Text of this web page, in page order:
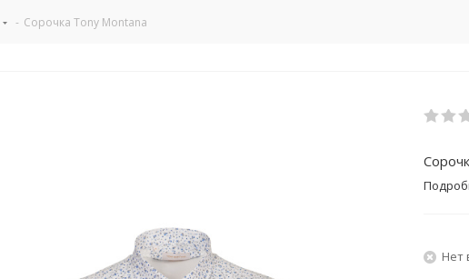
- Сорочка Tony Montana
Нет